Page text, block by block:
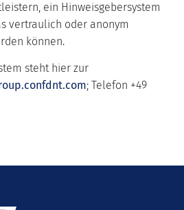
ein Hinweisgebersystem
vertraulich oder anonym
können.
steht hier zur
; Telefon +49